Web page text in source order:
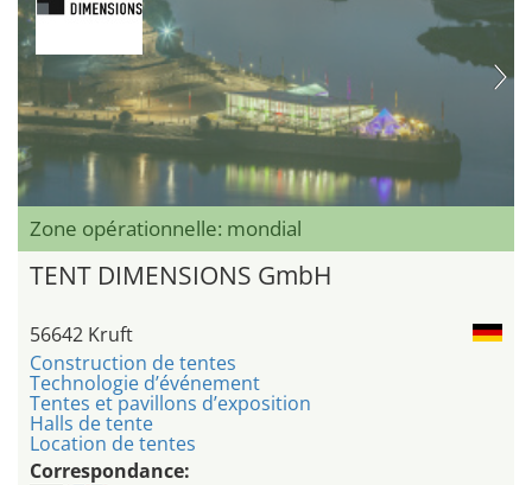
Zone opérationnelle: mondial
TENT DIMENSIONS GmbH
56642 Kruft
Construction de tentes
Technologie d’événement
Tentes et pavillons d’exposition
Halls de tente
Location de tentes
Correspondance: